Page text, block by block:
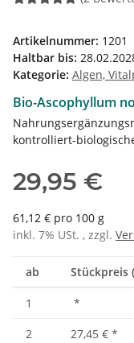
Artikelnummer: 1201
Haltbar bis:
Kategorie: Algen,
Bio-Ascophyllum
kontrolliert-
29,95 €
61,12 € pro 100 g
inkl. 7% USt. , zzgl.
ab Stückpreis
1 *
2
27,45 € *